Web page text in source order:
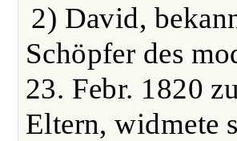
2) David,
Schöpfer des
23. Febr. 1820
Eltern, widmete